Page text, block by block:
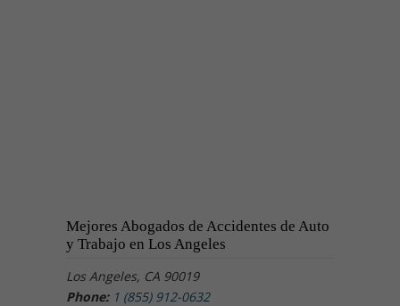
Mejores Abogados de Accidentes de Auto
y Trabajo en Los Angeles
Los Angeles, CA 90019
Phone: 1 (855) 912-0632